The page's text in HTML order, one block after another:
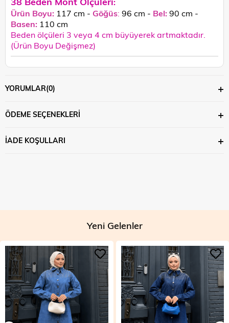
Ürün Boyu: 117 cm - Göğüs: 96 cm - Bel:90 cm -
Basen: 110 cm
Beden ölçüleri 3 veya 4 cm büyüyerek artmaktadır.
(Ürün Boyu Değişmez)
YORUMLAR(0)
ÖDEME SEÇENEKLERI
İADE KOŞULLARI
Yeni Gelenler